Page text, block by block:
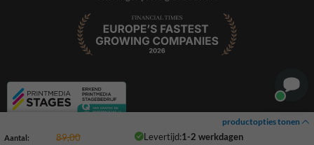
productopties tonen
Aantal: 89,00 Levertijd:1-2 werkdagen